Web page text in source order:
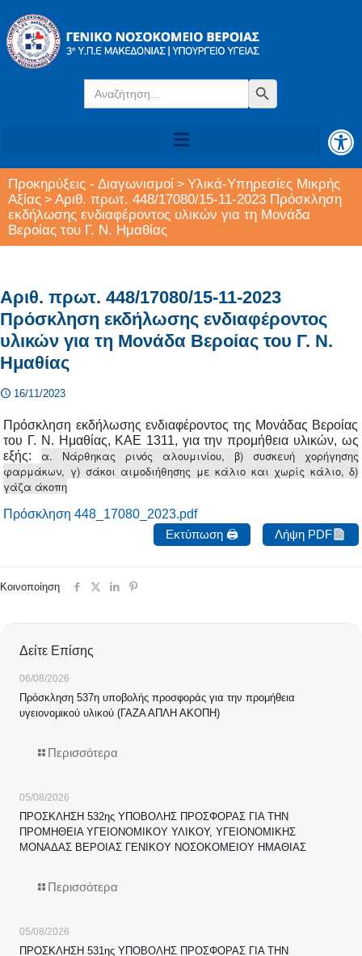
Search
for:
Search Button
Προκηρύξεις - Διαγωνισμοί > Υλικά-Υπηρεσίες Μικρής
Αξίας > Αριθ. πρωτ. 448/17080/15-11-2023 Πρόσκληση
εκδήλωσης ενδιαφέροντος υλικών για τη Μονάδα
Βεροίας του Γ. Ν. Ημαθίας
Αριθ. πρωτ. 448/17080/15-11-2023
Πρόσκληση εκδήλωσης ενδιαφέροντος
υλικών για τη Μονάδα Βεροίας του Γ. Ν.
Ημαθίας
16/11/2023
Πρόσκληση εκδήλωσης ενδιαφέροντος της Μονάδας Βεροίας
του Γ. Ν. Ημαθίας, ΚΑΕ 1311, για την προμήθεια υλικών, ως
εξής: α. Νάρθηκας ρινός αλουμινίου, β) συσκευή χορήγησης
φαρμάκων, γ) σάκοι αιμοδιήθησης με κάλιο και χωρίς κάλιο, δ)
γάζα άκοπη
Πρόσκληση 448_17080_2023.pdf
Εκτύπωση 🖨
Λήψη PDF
Κοινοποίηση
Δείτε Επίσης
06/08/2026
Πρόσκληση 537η υποβολής προσφοράς για την προμήθεια
υγειονομικού υλικού (ΓΑΖΑ ΑΠΛΗ ΑΚΟΠΗ)
Περισσότερα
05/08/2026
ΠΡΟΣΚΛΗΣΗ 532ης ΥΠΟΒΟΛΗΣ ΠΡΟΣΦΟΡΑΣ ΓΙΑ ΤΗΝ
ΠΡΟΜΗΘΕΙΑ ΥΓΕΙΟΝΟΜΙΚΟΥ ΥΛΙΚΟΥ, ΥΓΕΙΟΝΟΜΙΚΗΣ
ΜΟΝΑΔΑΣ ΒΕΡΟΙΑΣ ΓΕΝΙΚΟΥ ΝΟΣΟΚΟΜΕΙΟΥ ΗΜΑΘΙΑΣ
Περισσότερα
05/08/2026
ΠΡΟΣΚΛΗΣΗ 531ης ΥΠΟΒΟΛΗΣ ΠΡΟΣΦΟΡΑΣ ΓΙΑ ΤΗΝ